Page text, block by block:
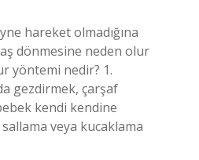
hareket olmadığına
dönmesine neden olur
yöntemi nedir? 1.
gezdirmek, çarşaf
kendi kendine
veya kucaklama